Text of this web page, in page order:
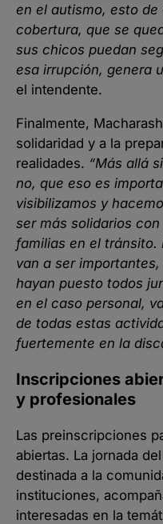
en el autismo, esto
cobertura, que se
sus chicos puedan
esa irrupción, genera
el intendente.
Finalmente,
solidaridad y a la
realidades. “Más allá
no, que eso es
visibilizamos y
ser más solidarios
familias en el tránsito.
van a ser
hayan puesto todos
en el caso personal,
de todas estas
fuertemente en la
Inscripciones
y profesionales
Las preinscripciones
abiertas. La jornada del
destinada a la
instituciones,
interesadas en la